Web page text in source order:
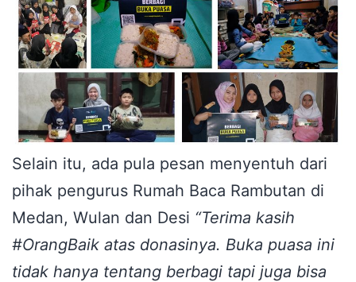
Selain itu, ada pula pesan menyentuh dari
pihak pengurus Rumah Baca Rambutan di
Medan, Wulan dan Desi “Terima kasih
#OrangBaik atas donasinya. Buka puasa ini
tidak hanya tentang berbagi tapi juga bisa